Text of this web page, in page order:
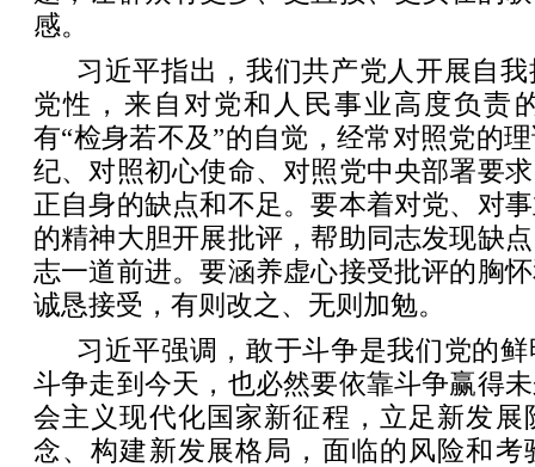
感。
习近平指出，我们共产党人开展自
党性，来自对党和人民事业高度负责
有“检身若不及”的自觉，经常对照党的
纪、对照初心使命、对照党中央部署要
正自身的缺点和不足。要本着对党、对
的精神大胆开展批评，帮助同志发现缺
志一道前进。要涵养虚心接受批评的胸
诚恳接受，有则改之、无则加勉。
习近平强调，敢于斗争是我们党的
斗争走到今天，也必然要依靠斗争赢得
会主义现代化国家新征程，立足新发展
念、构建新发展格局，面临的风险和考